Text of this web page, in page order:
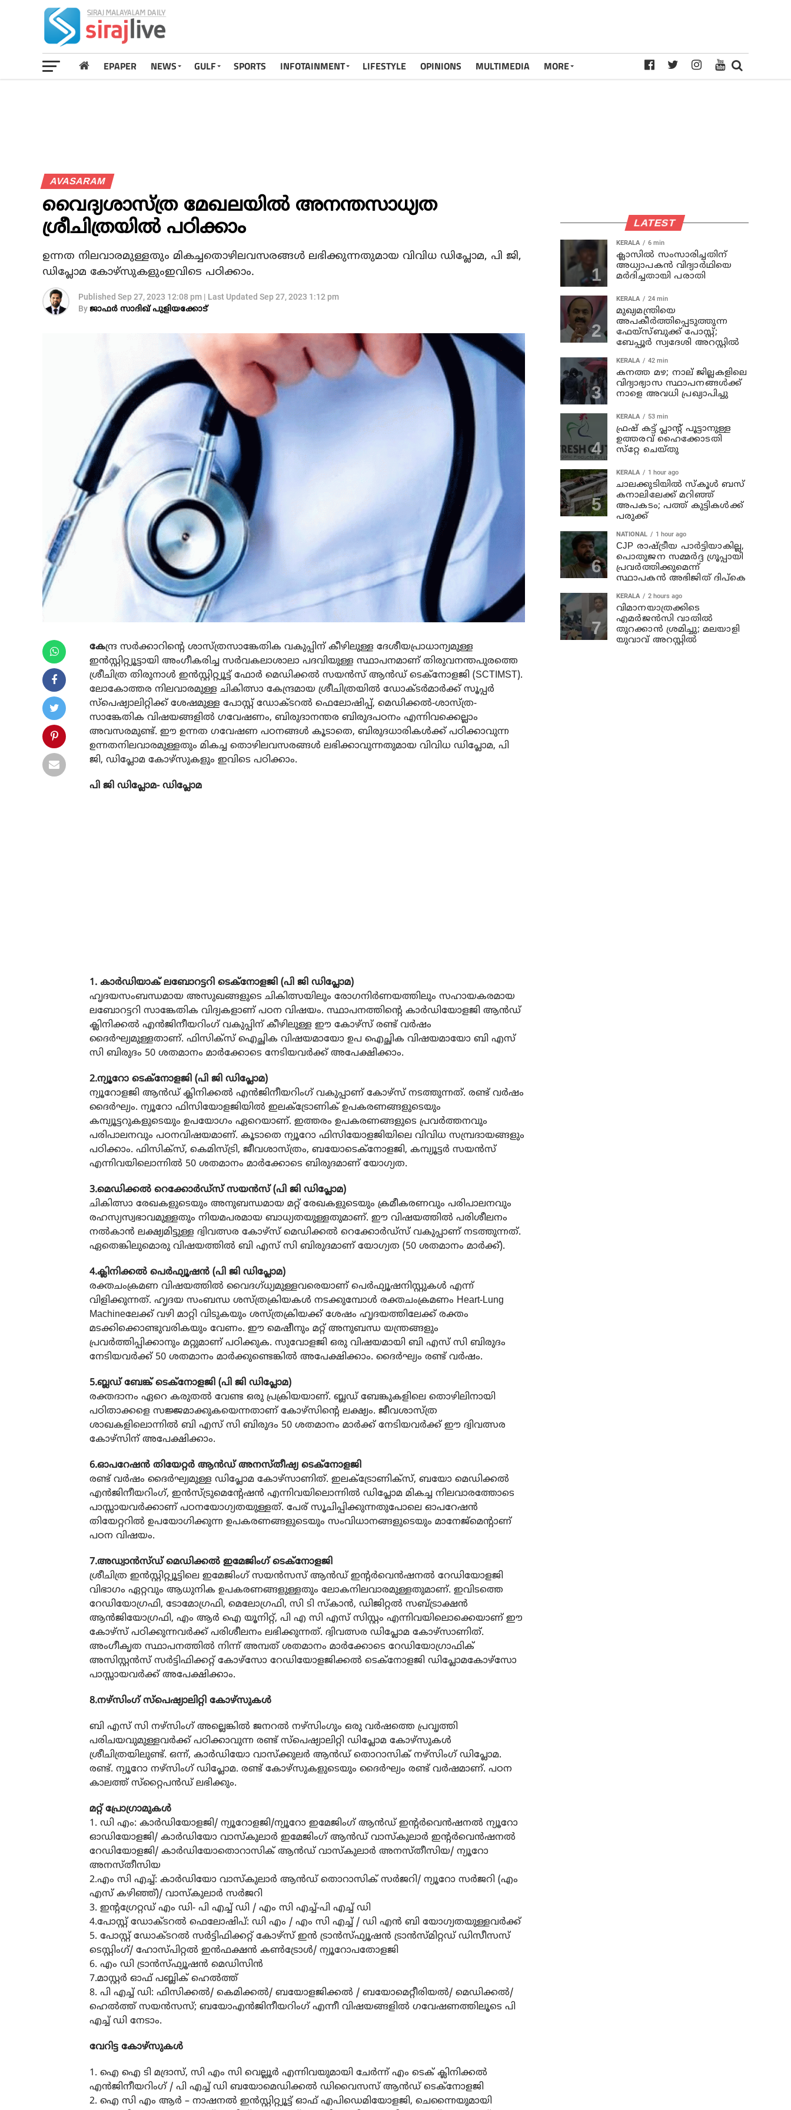
EPAPER NEWS GULF SPORTS INFOTAINMENT LIFESTYLE OPINIONS MULTIMEDIA MORE
AVASARAM
വൈദ്യശാസ്ത്ര മേഖലയില്‍ അനന്തസാധ്യത
ശ്രീചിത്രയില്‍ പഠിക്കാം
ഉന്നത നിലവാരമുള്ളതും മികച്ചതൊഴിലവസരങ്ങള്‍ ലഭിക്കുന്നതുമായ വിവിധ ഡിപ്ലോമ, പി ജി,
ഡിപ്ലോമ കോഴ്സുകളുംഇവിടെ പഠിക്കാം.
Published Sep 27, 2023 12:08 pm | Last Updated Sep 27, 2023 1:12 pm
Byജാഫർ സാദിഖ് പുളിയക്കോട്
കേന്ദ്ര സര്‍ക്കാറിന്റെ ശാസ്ത്രസാങ്കേതിക വകുപ്പിന് കീഴിലുള്ള ദേശീയപ്രാധാന്യമുള്ള
ഇന്‍സ്റ്റിറ്റ്യൂട്ടായി അംഗീകരിച്ച സര്‍വകലാശാലാ പദവിയുള്ള സ്ഥാപനമാണ് തിരുവനന്തപുരത്തെ
ശ്രീചിത്ര തിരുനാള്‍ ഇന്‍സ്റ്റിറ്റ്യൂട്ട് ഫോര്‍ മെഡിക്കല്‍ സയന്‍സ് ആന്‍ഡ് ടെക്നോളജി (SCTIMST).
ലോകോത്തര നിലവാരമുള്ള ചികിത്സാ കേന്ദ്രമായ ശ്രീചിത്രയില്‍ ഡോക്ടര്‍മാര്‍ക്ക് സൂപ്പര്‍
സ്പെഷ്യാലിറ്റിക്ക് ശേഷമുള്ള പോസ്റ്റ് ഡോക്ടറല്‍ ഫെലോഷിപ്പ്, മെഡിക്കല്‍-ശാസ്ത്ര-
സാങ്കേതിക വിഷയങ്ങളില്‍ ഗവേഷണം, ബിരുദാനന്തര ബിരുദപഠനം എന്നിവക്കെല്ലാം
അവസരമുണ്ട്. ഈ ഉന്നത ഗവേഷണ പഠനങ്ങള്‍ കൂടാതെ, ബിരുദധാരികള്‍ക്ക് പഠിക്കാവുന്ന
ഉന്നതനിലവാരമുള്ളതും മികച്ച തൊഴിലവസരങ്ങള്‍ ലഭിക്കാവുന്നതുമായ വിവിധ ഡിപ്ലോമ, പി
ജി, ഡിപ്ലോമ കോഴ്സുകളും ഇവിടെ പഠിക്കാം.
പി ജി ഡിപ്ലോമ- ഡിപ്ലോമ
1. കാര്‍ഡിയാക് ലബോറട്ടറി ടെക്നോളജി (പി ജി ഡിപ്ലോമ)
ഹൃദയസംബന്ധമായ അസുഖങ്ങളുടെ ചികിത്സയിലും രോഗനിര്‍ണയത്തിലും സഹായകരമായ
ലബോറട്ടറി സാങ്കേതിക വിദ്യകളാണ് പഠന വിഷയം. സ്ഥാപനത്തിന്റെ കാര്‍ഡിയോളജി ആന്‍ഡ്
ക്ലിനിക്കല്‍ എന്‍ജിനീയറിംഗ് വകുപ്പിന് കീഴിലുള്ള ഈ കോഴ്സ് രണ്ട് വര്‍ഷം
ദൈര്‍ഘ്യമുള്ളതാണ്. ഫിസിക്സ് ഐച്ഛിക വിഷയമായോ ഉപ ഐച്ഛിക വിഷയമായോ ബി എസ്
സി ബിരുദം 50 ശതമാനം മാര്‍ക്കോടെ നേടിയവര്‍ക്ക് അപേക്ഷിക്കാം.
2.ന്യൂറോ ടെക്നോളജി (പി ജി ഡിപ്ലോമ)
ന്യൂറോളജി ആന്‍ഡ് ക്ലിനിക്കല്‍ എന്‍ജിനീയറിംഗ് വകുപ്പാണ് കോഴ്സ് നടത്തുന്നത്. രണ്ട് വര്‍ഷം
ദൈര്‍ഘ്യം. ന്യൂറോ ഫിസിയോളജിയില്‍ ഇലക്ട്രോണിക് ഉപകരണങ്ങളുടെയും
കമ്പ്യൂട്ടറുകളുടെയും ഉപയോഗം ഏറെയാണ്. ഇത്തരം ഉപകരണങ്ങളുടെ പ്രവര്‍ത്തനവും
പരിപാലനവും പഠനവിഷയമാണ്. കൂടാതെ ന്യൂറോ ഫിസിയോളജിയിലെ വിവിധ സമ്പ്രദായങ്ങളും
പഠിക്കാം. ഫിസിക്സ്, കെമിസ്ട്രി, ജീവശാസ്ത്രം, ബയോടെക്നോളജി, കമ്പ്യൂട്ടര്‍ സയന്‍സ്
എന്നിവയിലൊന്നില്‍ 50 ശതമാനം മാര്‍ക്കോടെ ബിരുദമാണ് യോഗ്യത.
3.മെഡിക്കല്‍ റെക്കോര്‍ഡ്സ് സയന്‍സ് (പി ജി ഡിപ്ലോമ)
ചികിത്സാ രേഖകളുടെയും അനുബന്ധമായ മറ്റ് രേഖകളുടെയും ക്രമീകരണവും പരിപാലനവും
രഹസ്യസ്വഭാവമുള്ളതും നിയമപരമായ ബാധ്യതയുള്ളതുമാണ്. ഈ വിഷയത്തില്‍ പരിശീലനം
നല്‍കാന്‍ ലക്ഷ്യമിട്ടുള്ള ദ്വിവത്സര കോഴ്സ് മെഡിക്കല്‍ റെക്കോര്‍ഡ്സ് വകുപ്പാണ് നടത്തുന്നത്.
ഏതെങ്കിലുമൊരു വിഷയത്തില്‍ ബി എസ് സി ബിരുദമാണ് യോഗ്യത (50 ശതമാനം മാര്‍ക്ക്).
4.ക്ലിനിക്കല്‍ പെര്‍ഫ്യൂഷന്‍ (പി ജി ഡിപ്ലോമ)
രക്തചംക്രമണ വിഷയത്തില്‍ വൈദഗ്ധ്യമുള്ളവരെയാണ് പെര്‍ഫ്യൂഷനിസ്റ്റുകള്‍ എന്ന്
വിളിക്കുന്നത്. ഹൃദയ സംബന്ധ ശസ്ത്രക്രിയകള്‍ നടക്കുമ്പോള്‍ രക്തചംക്രമണം Heart-Lung
Machineലേക്ക് വഴി മാറ്റി വിടുകയും ശസ്ത്രക്രിയക്ക് ശേഷം ഹൃദയത്തിലേക്ക് രക്തം
മടക്കിക്കൊണ്ടുവരികയും വേണം. ഈ മെഷീനും മറ്റ് അനുബന്ധ യന്ത്രങ്ങളും
പ്രവര്‍ത്തിപ്പിക്കാനും മറ്റുമാണ് പഠിക്കുക. സുവോളജി ഒരു വിഷയമായി ബി എസ് സി ബിരുദം
നേടിയവര്‍ക്ക് 50 ശതമാനം മാര്‍ക്കുണ്ടെങ്കില്‍ അപേക്ഷിക്കാം. ദൈര്‍ഘ്യം രണ്ട് വര്‍ഷം.
5.ബ്ലഡ് ബേങ്ക് ടെക്നോളജി (പി ജി ഡിപ്ലോമ)
രക്തദാനം ഏറെ കരുതല്‍ വേണ്ട ഒരു പ്രക്രിയയാണ്. ബ്ലഡ് ബേങ്കുകളിലെ തൊഴിലിനായി
പഠിതാക്കളെ സജ്ജമാക്കുകയെന്നതാണ് കോഴ്സിന്റെ ലക്ഷ്യം. ജീവശാസ്ത്ര
ശാഖകളിലൊന്നില്‍ ബി എസ് സി ബിരുദം 50 ശതമാനം മാര്‍ക്ക് നേടിയവര്‍ക്ക് ഈ ദ്വിവത്സര
കോഴ്സിന് അപേക്ഷിക്കാം.
6.ഓപറേഷന്‍ തിയേറ്റര്‍ ആന്‍ഡ് അനസ്തീഷ്യ ടെക്നോളജി
രണ്ട് വര്‍ഷം ദൈര്‍ഘ്യമുള്ള ഡിപ്ലോമ കോഴ്സാണിത്. ഇലക്ട്രോണിക്സ്, ബയോ മെഡിക്കല്‍
എന്‍ജിനീയറിംഗ്, ഇന്‍സ്ട്രുമെന്റേഷന്‍ എന്നിവയിലൊന്നില്‍ ഡിപ്ലോമ മികച്ച നിലവാരത്തോടെ
പാസ്സായവര്‍ക്കാണ് പഠനയോഗ്യതയുള്ളത്. പേര് സൂചിപ്പിക്കുന്നതുപോലെ ഓപറേഷന്‍
തിയേറ്ററില്‍ ഉപയോഗിക്കുന്ന ഉപകരണങ്ങളുടെയും സംവിധാനങ്ങളുടെയും മാനേജ്മെന്റാണ്
പഠന വിഷയം.
7.അഡ്വാന്‍സ്ഡ് മെഡിക്കല്‍ ഇമേജിംഗ് ടെക്നോളജി
ശ്രീചിത്ര ഇന്‍സ്റ്റിറ്റ്യൂട്ടിലെ ഇമേജിംഗ് സയന്‍സസ് ആന്‍ഡ് ഇന്റര്‍വെന്‍ഷനല്‍ റേഡിയോളജി
വിഭാഗം ഏറ്റവും ആധുനിക ഉപകരണങ്ങളുള്ളതും ലോകനിലവാരമുള്ളതുമാണ്. ഇവിടത്തെ
റേഡിയോഗ്രഫി, ടോമോഗ്രഫി, മെലോഗ്രഫി, സി ടി സ്‌കാന്‍, ഡിജിറ്റല്‍ സബ്ട്രാക്ഷന്‍
ആന്‍ജിയോഗ്രഫി, എം ആര്‍ ഐ യൂനിറ്റ്, പി എ സി എസ് സിസ്റ്റം എന്നിവയിലൊക്കെയാണ് ഈ
കോഴ്സ് പഠിക്കുന്നവര്‍ക്ക് പരിശീലനം ലഭിക്കുന്നത്. ദ്വിവത്സര ഡിപ്ലോമ കോഴ്സാണിത്.
അംഗീകൃത സ്ഥാപനത്തില്‍ നിന്ന് അമ്പത് ശതമാനം മാര്‍ക്കോടെ റേഡിയോഗ്രാഫിക്
അസിസ്റ്റന്‍സ് സര്‍ട്ടിഫിക്കറ്റ് കോഴ്സോ റേഡിയോളജിക്കല്‍ ടെക്നോളജി ഡിപ്ലോമകോഴ്സോ
പാസ്സായവര്‍ക്ക് അപേക്ഷിക്കാം.
8.നഴ്സിംഗ് സ്പെഷ്യാലിറ്റി കോഴ്സുകള്‍
ബി എസ് സി നഴ്സിംഗ് അല്ലെങ്കില്‍ ജനറല്‍ നഴ്സിംഗും ഒരു വര്‍ഷത്തെ പ്രവൃത്തി
പരിചയവുമുള്ളവര്‍ക്ക് പഠിക്കാവുന്ന രണ്ട് സ്പെഷ്യാലിറ്റി ഡിപ്ലോമ കോഴ്സുകള്‍
ശ്രീചിത്രയിലുണ്ട്. ഒന്ന്, കാര്‍ഡിയോ വാസ്‌ക്കുലര്‍ ആന്‍ഡ് തൊറാസിക് നഴ്സിംഗ് ഡിപ്ലോമ.
രണ്ട്. ന്യൂറോ നഴ്‌സിംഗ് ഡിപ്ലോമ. രണ്ട് കോഴ്സുകളുടെയും ദൈര്‍ഘ്യം രണ്ട് വര്‍ഷമാണ്. പഠന
കാലത്ത് സ്‌റ്റൈപന്‍ഡ് ലഭിക്കും.
മറ്റ് പ്രോഗ്രാമുകള്‍
1. ഡി എം: കാര്‍ഡിയോളജി/ ന്യൂറോളജി/ന്യൂറോ ഇമേജിംഗ് ആന്‍ഡ് ഇന്റര്‍വെന്‍ഷനല്‍ ന്യൂറോ
ഓഡിയോളജി/ കാര്‍ഡിയോ വാസ്‌കുലാര്‍ ഇമേജിംഗ് ആന്‍ഡ് വാസ്‌കുലാര്‍ ഇന്റര്‍വെന്‍ഷനല്‍
റേഡിയോളജി/ കാര്‍ഡിയോതൊറാസിക് ആന്‍ഡ് വാസ്‌കുലാര്‍ അനസ്തീസിയ/ ന്യൂറോ
അനസ്തീസിയ
2.എം സി എച്ച്: കാര്‍ഡിയോ വാസ്‌കുലാര്‍ ആന്‍ഡ് തൊറാസിക് സര്‍ജറി/ ന്യൂറോ സര്‍ജറി (എം
എസ് കഴിഞ്ഞ്)/ വാസ്‌കുലാര്‍ സര്‍ജറി
3. ഇന്റഗ്രേറ്റഡ് എം ഡി- പി എച്ച് ഡി / എം സി എച്ച്-പി എച്ച് ഡി
4.പോസ്റ്റ് ഡോക്ടറല്‍ ഫെലോഷിപ്: ഡി എം / എം സി എച്ച് / ഡി എന്‍ ബി യോഗ്യതയുള്ളവര്‍ക്ക്
5. പോസ്റ്റ് ഡോക്ടറല്‍ സര്‍ട്ടിഫിക്കറ്റ് കോഴ്‌സ് ഇന്‍ ട്രാന്‍സ്ഫ്യൂഷന്‍ ട്രാന്‍സ്മിറ്റഡ് ഡിസീസസ്
ടെസ്റ്റിംഗ്/ ഹോസ്പിറ്റല്‍ ഇന്‍ഫക്ഷന്‍ കണ്‍ട്രോള്‍/ ന്യൂറോപതോളജി
6. എം ഡി ട്രാന്‍സ്ഫ്യൂഷന്‍ മെഡിസിന്‍
7.മാസ്റ്റര്‍ ഓഫ് പബ്ലിക് ഹെല്‍ത്ത്
8. പി എച്ച് ഡി: ഫിസിക്കല്‍/ കെമിക്കല്‍/ ബയോളജിക്കല്‍ / ബയോമെറ്റീരിയല്‍/ മെഡിക്കല്‍/
ഹെല്‍ത്ത് സയന്‍സസ്; ബയോഎന്‍ജിനീയറിംഗ് എന്നീ വിഷയങ്ങളില്‍ ഗവേഷണത്തിലൂടെ പി
എച്ച് ഡി നേടാം.
വേറിട്ട കോഴ്സുകള്‍
1. ഐ ഐ ടി മദ്രാസ്, സി എം സി വെല്ലൂര്‍ എന്നിവയുമായി ചേര്‍ന്ന് എം ടെക് ക്ലിനിക്കല്‍
എന്‍ജിനീയറിംഗ് / പി എച്ച് ഡി ബയോമെഡിക്കല്‍ ഡിവൈസസ് ആന്‍ഡ് ടെക്നോളജി
2. ഐ സി എം ആര്‍ – നാഷനല്‍ ഇന്‍സ്റ്റിറ്റ്യൂട്ട് ഓഫ് എപിഡെമിയോളജി, ചെന്നൈയുമായി
LATEST
KERALA 6 min
ക്ലാസില്‍ സംസാരിച്ചതിന്
അധ്യാപകന്‍ വിദ്യാര്‍ഥിയെ
മര്‍ദിച്ചതായി പരാതി
KERALA 24 min
മുഖ്യമന്ത്രിയെ
അപകീർത്തിപ്പെടുത്തുന്ന
ഫേയ്സ്ബുക്ക് പോസ്റ്റ്;
ബേപ്പൂർ സ്വദേശി അറസ്റ്റിൽ
KERALA 42 min
കനത്ത മഴ; നാല് ജില്ലകളിലെ
വിദ്യാഭ്യാസ സ്ഥാപനങ്ങള്‍ക്ക്
നാളെ അവധി പ്രഖ്യാപിച്ചു
KERALA 53 min
ഫ്രഷ് കട്ട് പ്ലാൻ്റ് പൂട്ടാനുള്ള
ഉത്തരവ് ഹൈക്കോടതി
സ്‌റ്റേ ചെയ്തു
KERALA 1 hour ago
ചാലക്കുടിയില്‍ സ്‌കൂള്‍ ബസ്
കനാലിലേക്ക് മറിഞ്ഞ്
അപകടം; പത്ത് കുട്ടികള്‍ക്ക്
പരുക്ക്
NATIONAL 1 hour ago
CJP രാഷ്ട്രീയ പാര്‍ട്ടിയാകില്ല,
പൊതുജന സമ്മർദ്ദ ഗ്രൂപ്പായി
പ്രവർത്തിക്കുമെന്ന്
സ്ഥാപകൻ അഭിജിത് ദിപ്കെ
KERALA 2 hours ago
വിമാനയാത്രക്കിടെ
എമര്‍ജന്‍സി വാതില്‍
തുറക്കാന്‍ ശ്രമിച്ചു; മലയാളി
യുവാവ് അറസ്റ്റില്‍